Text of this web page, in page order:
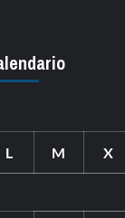
L M X